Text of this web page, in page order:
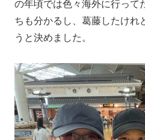
の年頃では色々海外に行って
ちも分かるし、葛藤したけれ
うと決めました。